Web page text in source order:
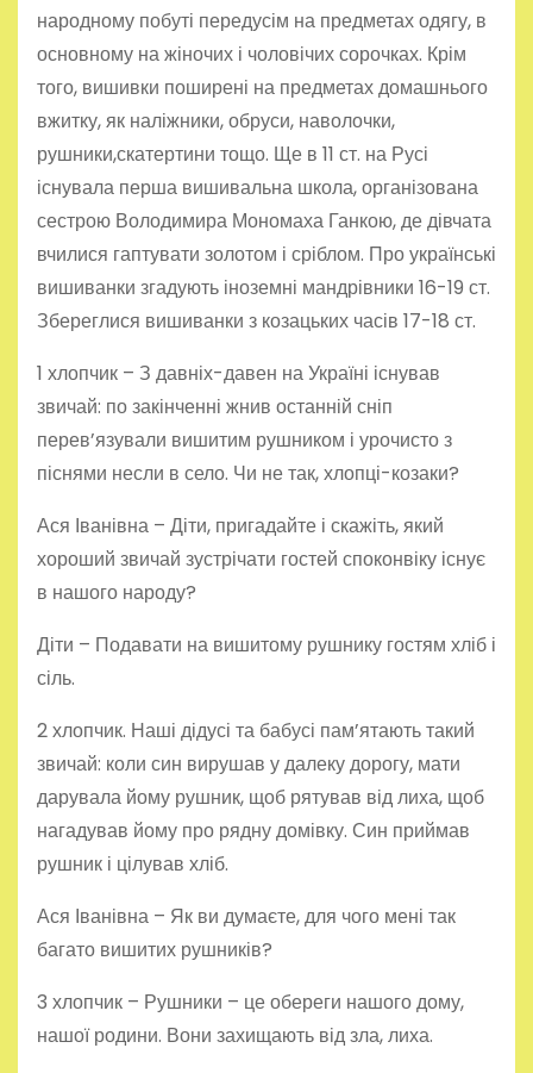
народному побуті передусім на предметах одягу, в
основному на жіночих і чоловічих сорочках. Крім
того, вишивки поширені на предметах домашнього
вжитку, як наліжники, обруси, наволочки,
рушники,скатертини тощо. Ще в 11 ст. на Русі
існувала перша вишивальна школа, організована
сестрою Володимира Мономаха Ганкою, де дівчата
вчилися гаптувати золотом і сріблом. Про українські
вишиванки згадують іноземні мандрівники 16-19 ст.
Збереглися вишиванки з козацьких часів 17-18 ст.
1 хлопчик – З давніх-давен на Україні існував
звичай: по закінченні жнив останній сніп
перев’язували вишитим рушником і урочисто з
піснями несли в село. Чи не так, хлопці-козаки?
Ася Іванівна – Діти, пригадайте і скажіть, який
хороший звичай зустрічати гостей споконвіку існує
в нашого народу?
Діти – Подавати на вишитому рушнику гостям хліб і
сіль.
2 хлопчик. Наші дідусі та бабусі пам’ятають такий
звичай: коли син вирушав у далеку дорогу, мати
дарувала йому рушник, щоб рятував від лиха, щоб
нагадував йому про рядну домівку. Син приймав
рушник і цілував хліб.
Ася Іванівна – Як ви думаєте, для чого мені так
багато вишитих рушників?
3 хлопчик – Рушники – це обереги нашого дому,
нашої родини. Вони захищають від зла, лиха.